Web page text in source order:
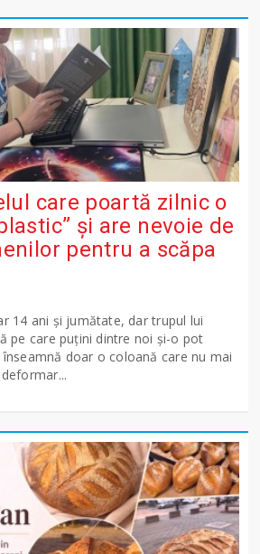
care poartă zilnic o
și are nevoie de
pentru a scăpa
14 ani și jumătate, dar trupul lui
pe care puțini dintre noi și-o pot
doar o coloană care nu mai